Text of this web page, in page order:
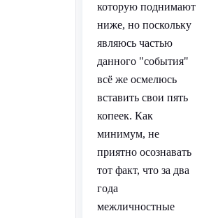
которую поднимают
ниже, но поскольку
являюсь частью
данного "события"
всё же осмелюсь
вставить свои пять
копеек. Как
минимум, не
приятно осознавать
тот факт, что за два
года
межличностные